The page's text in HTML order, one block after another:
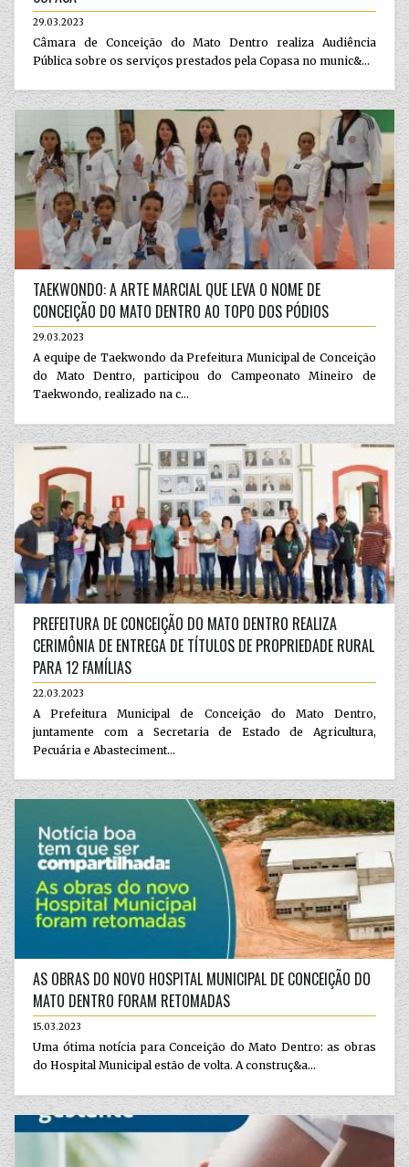
29.03.2023
Câmara de Conceição do Mato Dentro realiza Audiência
Pública sobre os serviços prestados pela Copasa no munic&...
TAEKWONDO: A ARTE MARCIAL QUE LEVA O NOME DE
CONCEIÇÃO DO MATO DENTRO AO TOPO DOS PÓDIOS
29.03.2023
A equipe de Taekwondo da Prefeitura Municipal de Conceição
do Mato Dentro, participou do Campeonato Mineiro de
Taekwondo, realizado na c...
PREFEITURA DE CONCEIÇÃO DO MATO DENTRO REALIZA
CERIMÔNIA DE ENTREGA DE TÍTULOS DE PROPRIEDADE RURAL
PARA 12 FAMÍLIAS
22.03.2023
A Prefeitura Municipal de Conceição do Mato Dentro,
juntamente com a Secretaria de Estado de Agricultura,
Pecuária e Abasteciment...
AS OBRAS DO NOVO HOSPITAL MUNICIPAL DE CONCEIÇÃO DO
MATO DENTRO FORAM RETOMADAS
15.03.2023
Uma ótima notícia para Conceição do Mato Dentro: as obras
do Hospital Municipal estão de volta. A construç&a...